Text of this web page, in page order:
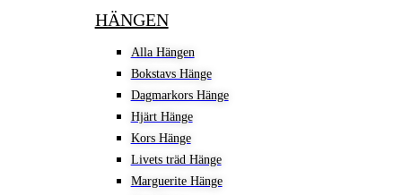
HÄNGEN
Alla Hängen
Bokstavs Hänge
Dagmarkors Hänge
Hjärt Hänge
Kors Hänge
Livets träd Hänge
Marguerite Hänge